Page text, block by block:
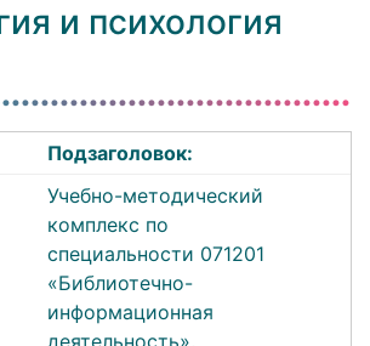
и психология
Подзаголовок:
Учебно-методический
комплекс по
специальности 071201
«Библиотечно-
информационная
деятельность»,